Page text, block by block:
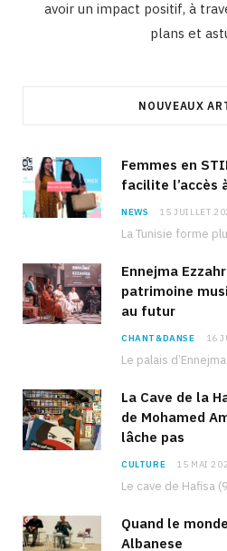
avoir un impact positif, à
plans et
NOUVEAUX
Femmes en
facilite l’accès
NEWS 15 JUILLET
Ennejma
patrimoine
au futur
CHANT&DANSE 16
La Cave de la
de Mohamed
lâche pas
CULTURE 15 MAI
Quand le
Albanese